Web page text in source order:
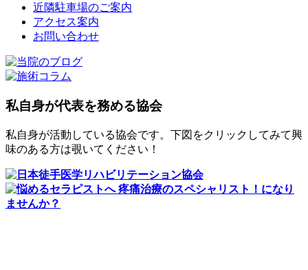
近隣駐車場のご案内
アクセス案内
お問い合わせ
私自身が代表を務める協会
私自身が活動している協会です。下図をクリックしてみて興
味のある方は覗いてください！